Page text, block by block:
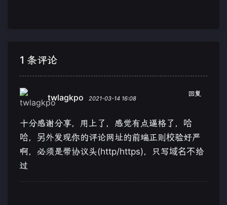
1 条评论
回复
twlagkpo 2021-03-14 16:08
十分感谢分享，用上了，感觉有点逼格了，哈
哈，另外发现你的评论网址的前端正则校验好严
啊，必须是带协议头(http/https)，只写域名不给
过